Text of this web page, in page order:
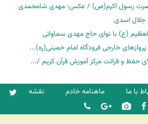
حضرت رسول اکرم(ص) / عکس: مهدی شامحمدی
اسدی
(ع) با نوای حاج مهدی سماواتی
خارجی فرودگاه امام خمینی(ره)...
حفظ و قرائت مرکز آموزش قرآن کریم /...
با ما ماهنامه خادم نقشه